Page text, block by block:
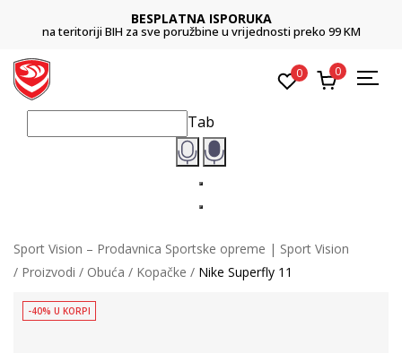
BESPLATNA ISPORUKA
na teritoriji BIH za sve poružbine u vrijednosti preko 99 KM
0 0
Tab
Sport Vision – Prodavnica Sportske opreme | Sport Vision
Proizvodi
Obuća Kopačke Nike Superfly 11
-40% U KORPI